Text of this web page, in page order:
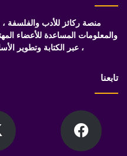
منصة ركائز للأدب والفلسفة ،
والمعلومات المساعدة للأعضاء
، عبر الكتابة وتطوير
تابعنا